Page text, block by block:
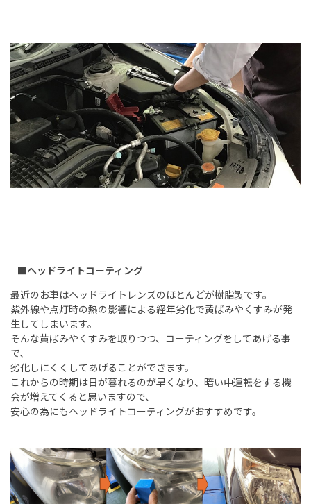
■ヘッドライトコーティング
最近のお車はヘッドライトレンズのほとんどが樹脂製です。
紫外線や点灯時の熱の影響による経年劣化で黄ばみやくすみが発
生してしまいます。
そんな黄ばみやくすみを取りつつ、コーティングをしてあげる事
で、
劣化しにくくしてあげることができます。
これからの時期は日が暮れるのが早くなり、暗い中運転をする機
会が増えてくると思いますので、
安心の為にもヘッドライトコーティングがおすすめです。